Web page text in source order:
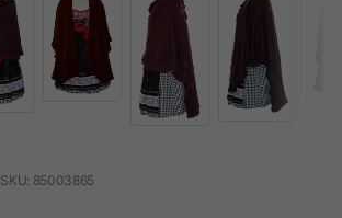
SKU: 85003865